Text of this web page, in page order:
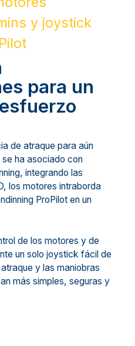
y joystick
para un
de atraque para aún
ha asociado con
integrando las
los motores intraborda
ProPilot en un
de los motores y de
un solo joystick fácil de
y las maniobras
más simples, seguras y